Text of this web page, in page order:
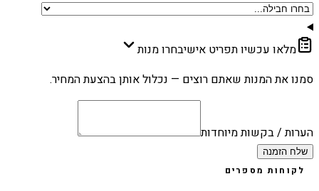
מלאו עכשיו תפריט אישיבחרו מנות
סמנו את המנות שאתם רוצים — נכלול אותן בהצעת המחיר.
הערות / בקשות מיוחדות
שלח הזמנה
לקוחות מספרים